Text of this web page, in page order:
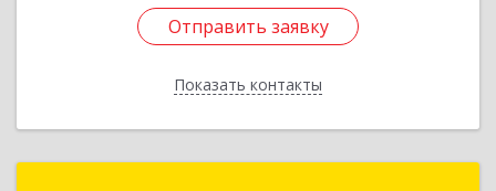
Отправить заявку
Показать контакты
Отправить заявку
Назад